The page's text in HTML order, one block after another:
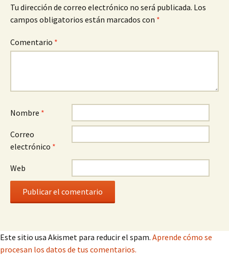
Tu dirección de correo electrónico no será publicada. Los
campos obligatorios están marcados con *
Comentario *
Nombre *
Correo
electrónico *
Web
Este sitio usa Akismet para reducir el spam. Aprende cómo se
procesan los datos de tus comentarios.